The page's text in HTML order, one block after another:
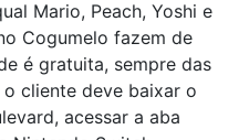
Mario, Peach, Yoshi e
Cogumelo fazem de
é gratuita, sempre das
cliente deve baixar o
acessar a aba